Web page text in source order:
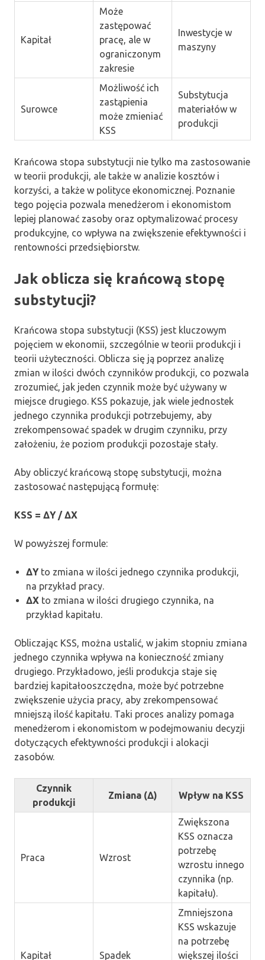
Kapitał
Może
zastępować
pracę, ale w
ograniczonym
zakresie
Inwestycje w
maszyny
Surowce
Możliwość ich
zastąpienia
może zmieniać
KSS
Substytucja
materiałów w
produkcji
Krańcowa stopa substytucji nie tylko ma zastosowanie
w teorii produkcji, ale także w analizie kosztów i
korzyści, a także w polityce ekonomicznej. Poznanie
tego pojęcia pozwala menedżerom i ekonomistom
lepiej planować zasoby oraz optymalizować procesy
produkcyjne, co wpływa na zwiększenie efektywności i
rentowności przedsiębiorstw.
Jak oblicza się krańcową stopę
substytucji?
Krańcowa stopa substytucji (KSS) jest kluczowym
pojęciem w ekonomii, szczególnie w teorii produkcji i
teorii użyteczności. Oblicza się ją poprzez analizę
zmian w ilości dwóch czynników produkcji, co pozwala
zrozumieć, jak jeden czynnik może być używany w
miejsce drugiego. KSS pokazuje, jak wiele jednostek
jednego czynnika produkcji potrzebujemy, aby
zrekompensować spadek w drugim czynniku, przy
założeniu, że poziom produkcji pozostaje stały.
Aby obliczyć krańcową stopę substytucji, można
zastosować następującą formułę:
KSS = ΔY / ΔX
W powyższej formule:
ΔYto zmiana w ilości jednego czynnika produkcji,
na przykład pracy.
ΔX to zmiana w ilości drugiego czynnika, na
przykład kapitału.
Obliczając KSS, można ustalić, w jakim stopniu zmiana
jednego czynnika wpływa na konieczność zmiany
drugiego. Przykładowo, jeśli produkcja staje się
bardziej kapitałooszczędna, może być potrzebne
zwiększenie użycia pracy, aby zrekompensować
mniejszą ilość kapitału. Taki proces analizy pomaga
menedżerom i ekonomistom w podejmowaniu decyzji
dotyczących efektywności produkcji i alokacji
zasobów.
Czynnik
produkcji
Zmiana (Δ) Wpływ na KSS
Praca Wzrost
Zwiększona
KSS oznacza
potrzebę
wzrostu innego
czynnika (np.
kapitału).
Kapitał Spadek
Zmniejszona
KSS wskazuje
na potrzebę
większej ilości